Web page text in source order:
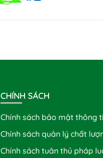
CHÍNH SÁCH
Chính sách bảo mật thông
Chính sách quản lý chất
Chính sách tuân thủ pháp